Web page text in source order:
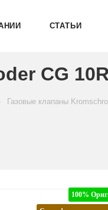
СТАТЬИ
CG
Газовые клапаны
100%